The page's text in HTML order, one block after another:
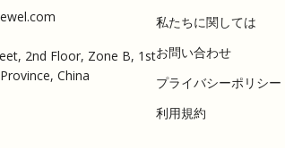
2nd Floor, Zone B, 1st
China
私たちに関しては
お問い合わせ
プライバシーポリシー
利用規約